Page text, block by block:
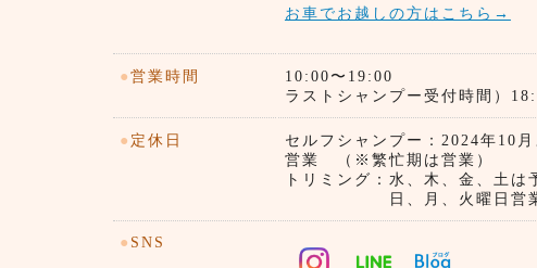
お車でお越しの方はこちら→
● 営業時間
10:00〜19:00
ラストシャンプー受付時間）
● 定休日
セルフシャンプー：2024年10
営業 （※繁忙期は営業）
トリミング：水、木、金、
日、月、火曜日営
● SNS